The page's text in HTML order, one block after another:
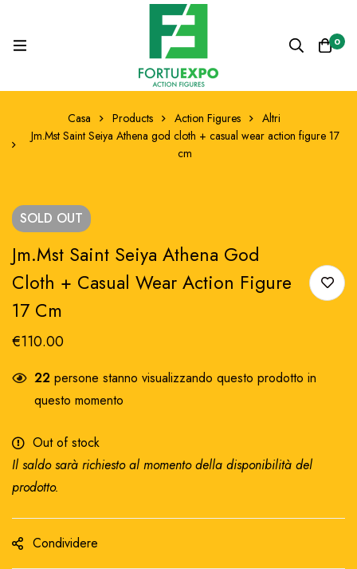
0
Casa Products Action Figures
Altri
Jm.Mst Saint Seiya Athena god cloth + casual wear action figure 17
cm
SOLD OUT
Jm.Mst Saint Seiya Athena God
Cloth + Casual Wear Action Figure
17 Cm
€110.00
22 persone stanno visualizzando questo prodotto in
questo momento
Out of stock
Il saldo sarà richiesto al momento della disponibilità del
prodotto.
Condividere